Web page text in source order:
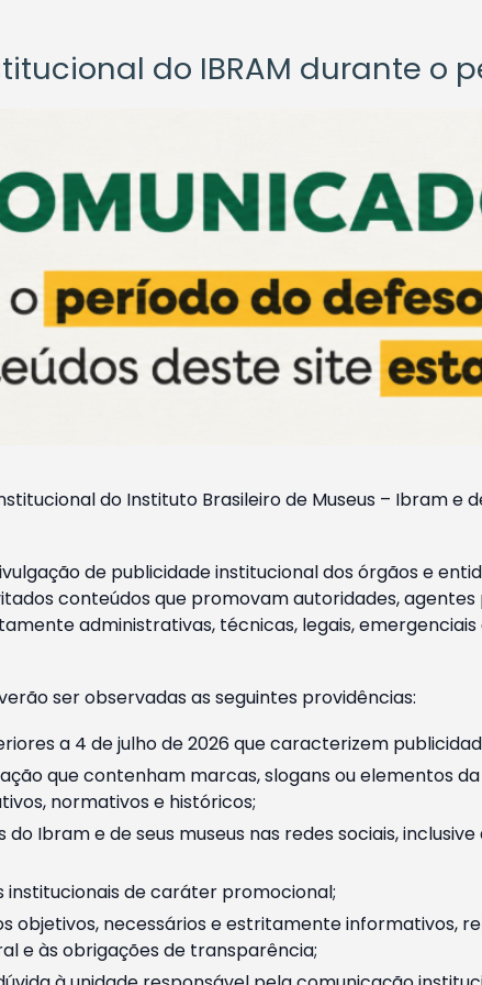
do IBRAM durante o
do Instituto Brasileiro de Museus – Ibram e
de publicidade institucional dos órgãos e
conteúdos que promovam autoridades,
administrativas, técnicas, legais,
ser observadas as seguintes providências:
a 4 de julho de 2026 que caracterizem
que contenham marcas, slogans ou elementos
normativos e históricos;
Ibram e de seus museus nas redes sociais,
institucionais de caráter promocional;
objetivos, necessários e estritamente informativos,
e às obrigações de transparência;